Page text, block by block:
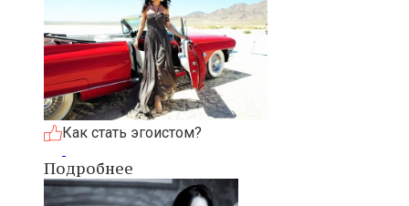
Как стать эгоистом?
Подробнее